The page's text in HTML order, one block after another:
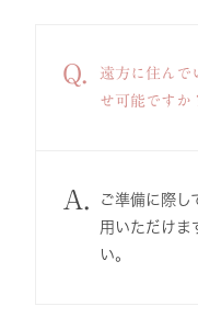
Q.
遠方に住んで
せ可能ですか
A.
ご準備に際し
用いただけま
い。